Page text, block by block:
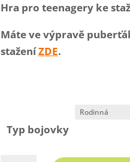
Hra pro teenagery ke
Máte ve výpravě
staženíZDE.
Typ bojovky